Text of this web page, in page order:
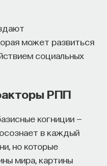
может развиться
социальных
РПП
когниции —
в каждый
но которые
мира, картины